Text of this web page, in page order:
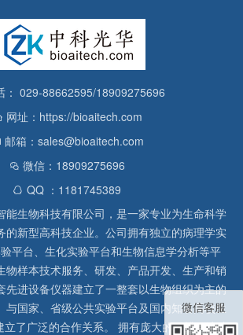
： 029-88662595/18909275696
网址：https://bioaitech.com
邮箱：sales@bioaitech.com
微信：18909275696
QQ ：1181745389
能生物科技有限公司，是一家专业为生命科学
的新型高科技企业。公司拥有独立的病理学实
平台、生化实验平台和生物信息学分析等平
物样本技术服务、研发、产品开发、生产和销
先进设备仪器建立了一整套以生物组织为主的
与国家、省级公共实验平台及国内知名高校生
了广泛的合作关系。 拥有庞大的石蜡、冰冻
微信客服